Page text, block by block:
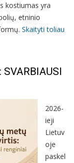
kostiumas yra
etninio
Skaityti toliau
2026-
ieji
Lietuv
oje
paskel